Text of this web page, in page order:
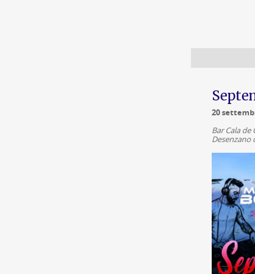
20
Bar Cala de
Desenzano